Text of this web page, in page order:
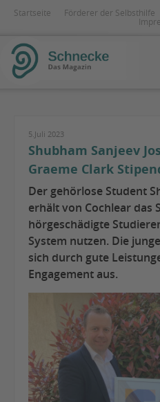
Startseite Förderer der Selbsthilfe
5.Juli 2023
Shubham Sanjeev
Graeme Clark
Der gehörlose Student
erhält von Cochlear das
hörgeschädigte
System nutzen. Die
sich durch gute
Engagement aus.